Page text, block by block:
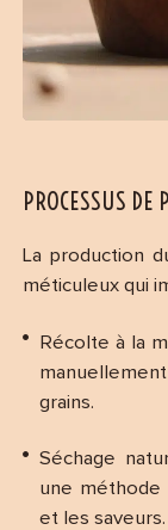
PROCESSUS
La production
méticuleux qui
Récolte à la
grains.
Séchage
une méthode
et les saveurs.